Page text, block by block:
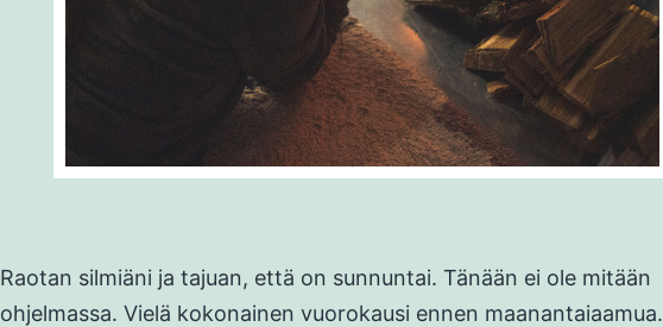
Raotan silmiäni ja tajuan, että on sunnuntai. Tänään ei ole mitään
ohjelmassa. Vielä kokonainen vuorokausi ennen maanantaiaamua.